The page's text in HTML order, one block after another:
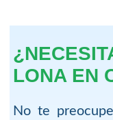
LONA EN
No te